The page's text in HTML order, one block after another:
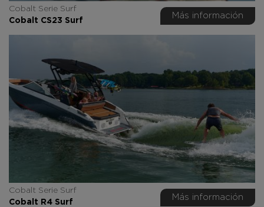
Cobalt Serie Surf
Cobalt CS23 Surf
Más información
Cobalt Serie Surf
Cobalt R4 Surf
Más información